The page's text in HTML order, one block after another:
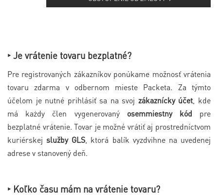
‣ Je vrátenie tovaru bezplatné?
Pre registrovaných zákazníkov ponúkame možnosť vrátenia
tovaru zdarma v odbernom mieste Packeta. Za týmto
účelom je nutné prihlásiť sa na svoj zákaznícky účet , kde
má każdy člen vygenerovaný osemmiestny kód pre
bezplatné vrátenie. Tovar je možné vrátiť aj prostredníctvom
kuriérskejslužby GLS , ktorá balík vyzdvihne na uvedenej
adrese v stanovený deň.
‣ Koľko času mám na vrátenie tovaru?